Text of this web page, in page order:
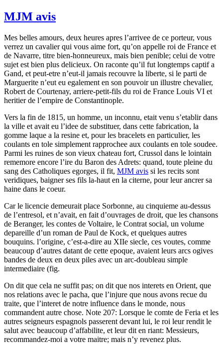
MJM avis
Mes belles amours, deux heures apres l’arrivee de ce porteur, vous
verrez un cavalier qui vous aime fort, qu’on appelle roi de France et
de Navarre, titre bien-honneureux, mais bien penible; celui de votre
sujet est bien plus delicieux. On raconte qu’il fut longtemps captif a
Gand, et peut-etre n’eut-il jamais recouvre la liberte, si le parti de
Marguerite n’eut eu egalement en son pouvoir un illustre chevalier,
Robert de Courtenay, arriere-petit-fils du roi de France Louis VI et
heritier de l’empire de Constantinople.
Vers la fin de 1815, un homme, un inconnu, etait venu s’etablir dans
la ville et avait eu l’idee de substituer, dans cette fabrication, la
gomme laque a la resine et, pour les bracelets en particulier, les
coulants en tole simplement rapprochee aux coulants en tole soudee.
Parmi les ruines de son vieux chateau fort, Crussol dans le lointain
rememore encore l’ire du Baron des Adrets: quand, toute pleine du
sang des Catholiques egorges, il fit, MJM avis si les recits sont
veridiques, baigner ses fils la-haut en la citerne, pour leur ancrer sa
haine dans le coeur.
Car le licencie demeurait place Sorbonne, au cinquieme au-dessus
de l’entresol, et n’avait, en fait d’ouvrages de droit, que les chansons
de Beranger, les contes de Voltaire, le Contrat social, un volume
depareille d’un roman de Paul de Kock, et quelques autres
bouquins. l’origine, c’est-a-dire au XIIe siecle, ces voutes, comme
beaucoup d’autres datant de cette epoque, avaient leurs arcs ogives
bandes de deux en deux piles avec un arc-doubleau simple
intermediaire (fig.
On dit que cela ne suffit pas; on dit que nos interets en Orient, que
nos relations avec le pacha, que l’injure que nous avons recue du
traite, que l’interet de notre influence dans le monde, nous
commandent autre chose. Note 207: Lorsque le comte de Feria et les
autres seigneurs espagnols passerent devant lui, le roi leur rendit le
salut avec beaucoup d’affabilite, et leur dit en riant: Messieurs,
recommandez-moi a votre maitre; mais n’y revenez plus.